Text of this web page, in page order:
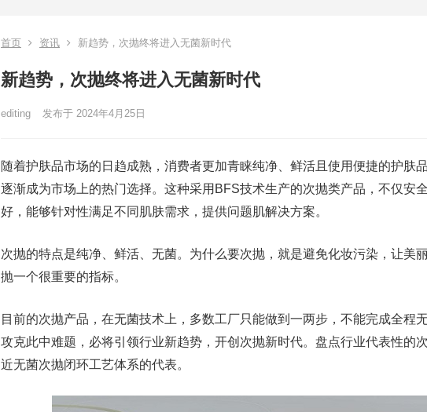
首页 资讯 新趋势，次抛终将进入无菌新时代
新趋势，次抛终将进入无菌新时代
editing 发布于 2024年4月25日
随着护肤品市场的日趋成熟，消费者更加青睐纯净、鲜活且使用便捷的护肤
逐渐成为市场上的热门选择。这种采用BFS技术生产的次抛类产品，不仅安
好，能够针对性满足不同肌肤需求，提供问题肌解决方案。
次抛的特点是纯净、鲜活、无菌。为什么要次抛，就是避免化妆污染，让美
抛一个很重要的指标。
目前的次抛产品，在无菌技术上，多数工厂只能做到一两步，不能完成全程
攻克此中难题，必将引领行业新趋势，开创次抛新时代。盘点行业代表性的
近无菌次抛闭环工艺体系的代表。